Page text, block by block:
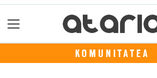
KOMUNITATEA